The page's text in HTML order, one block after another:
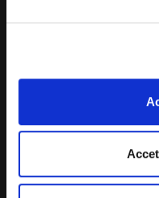
UFFICIO VENDITE